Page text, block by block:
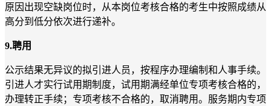
原因出现空缺岗位时，从本岗位考核合格的考生中按照成绩从
高分到低分依次进行递补。
9.聘用
公示结果无异议的拟引进人员，按程序办理编制和人事手续。
引进人才实行试用期制度，试用期满经单位专项考核合格的，
办理转正手续；专项考核不合格的，取消聘用。服务期内专项